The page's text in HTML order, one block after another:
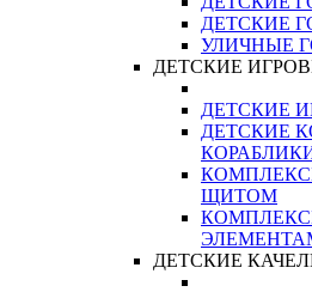
ДЕТСКИЕ
УЛИЧНЫЕ
ДЕТСКИЕ
ДЕТСКИЕ
ДЕТСКИЕ
ЩИТОМ
ДЕТСКИЕ